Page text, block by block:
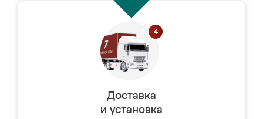
Доставка
и установка